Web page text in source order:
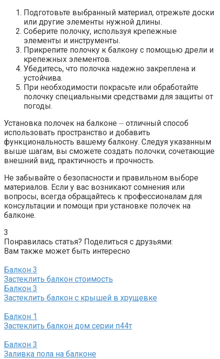
Подготовьте выбранный материал, отрежьте доски
или другие элементы нужной длины.​
Соберите полочку, используя крепежные
элементы и инструменты.​
Прикрепите полочку к балкону с помощью дрели и
крепежных элементов.​
Убедитесь, что полочка надежно закреплена и
устойчива.​
При необходимости покрасьте или обработайте
полочку специальными средствами для защиты от
погоды.​
Установка полочек на балконе ⏤ отличный способ
использовать пространство и добавить
функциональность вашему балкону.​ Следуя указанным
выше шагам, вы сможете создать полочки, сочетающие
внешний вид, практичность и прочность.​
Не забывайте о безопасности и правильном выборе
материалов.​ Если у вас возникают сомнения или
вопросы, всегда обращайтесь к профессионалам для
консультации и помощи при установке полочек на
балконе.​
3
Понравилась статья? Поделиться с друзьями:
Вам также может быть интересно
Балкон 3
Застеклить балкон стоимость
Балкон 3
Застеклить балкон с крышей в хрущевке
Балкон 1
Застеклить балкон дом серии п44т
Балкон 3
Заливка пола на балконе